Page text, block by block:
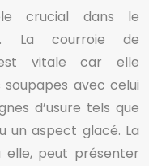
crucial dans le
La courroie de
vitale car elle
avec celui
d’usure tels que
un aspect glacé. La
elle, peut présenter